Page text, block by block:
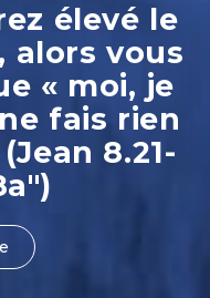
élevé le
alors vous
« moi, je
fais rien
8.21-